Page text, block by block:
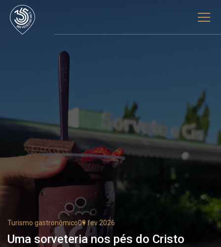
Turismo gastronômico09 fev 2026
Uma sorveteria nos pés do Cristo